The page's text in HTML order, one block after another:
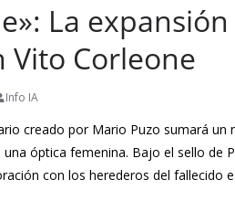
La
Vito Corleone
Info IA
creado por Mario Puzo sumará
una óptica femenina. Bajo el sello de
con los herederos del fallecido